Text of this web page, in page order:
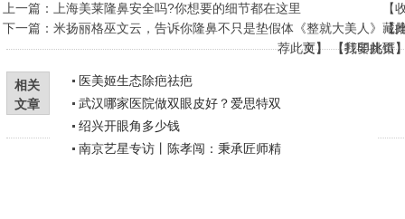
上一篇：
上海美莱隆鼻安全吗?你想要的细节都在这里
下一篇： 米扬丽格巫文云，告诉你隆鼻不只是垫假体《整就大美人》
【
藏
页】 【打印此页
【
荐此文】 【我要挑错
相关
文章
医美姬生态除疤祛疤
武汉哪家医院做双眼皮好？爱思特双
绍兴开眼角多少钱
南京艺星专访丨陈孝闯：秉承匠师精